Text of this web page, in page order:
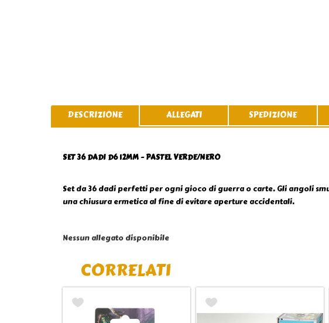
DESCRIZIONE ALLEGATI SPEDIZIONE
SET 36 DADI D6 12MM - PASTEL VERDE/NERO
Set da 36 dadi perfetti per ogni gioco di guerra o carte. Gli angoli
una chiusura ermetica al fine di evitare aperture accidentali.
Nessun allegato disponibile
CORRELATI